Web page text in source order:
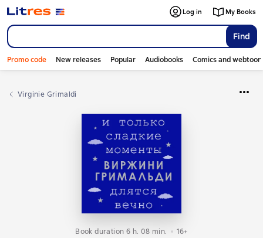
Find
Log in My Books
Promo code New releases Popular Audiobooks Comics and
Virginie Grimaldi
Book duration 6 h. 08 min. 16+